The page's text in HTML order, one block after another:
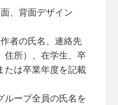
、背面デザイン
者の氏名、連絡先
住所）、在学生、卒
たは卒業年度を記載
ープ全員の氏名を